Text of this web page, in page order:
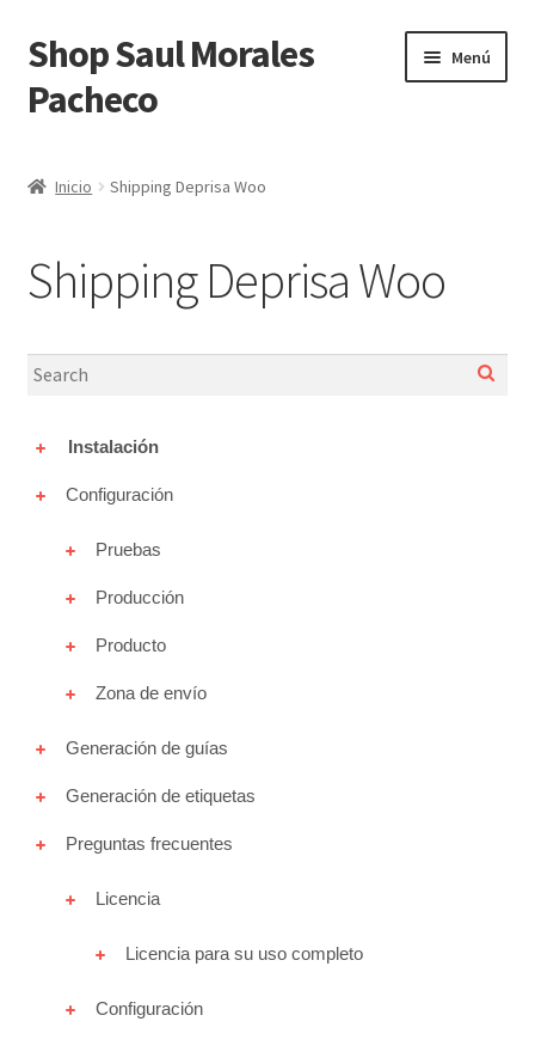
Ir
a
la
Ir
al
contenido
Shop Saul Morales
Pacheco
Menú
Carrito
Política de privacidad
Shipping Coordinadora Woocommerce
Shipping Envia Colvanes Woo
Shipping Servientrega Woocommerce
Shipping TCC Woo
Inicio Shipping Deprisa Woo
Shipping Deprisa Woo
Instalación
Configuración
Pruebas
Producción
Producto
Zona de envío
Generación de guías
Generación de etiquetas
Preguntas frecuentes
Licencia
Licencia para su uso completo
Configuración